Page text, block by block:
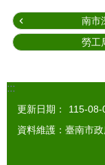
南市
勞工
:::
更新日期：
115-08-
資料維護：臺南市